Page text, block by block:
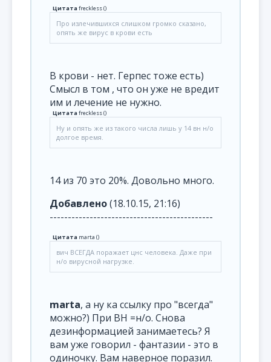
Цитатаfreckless()
Про излечившихся слишком громко сказано,
опять же вирус в крови есть
В крови - нет. Герпес тоже есть)
Смысл в том , что он уже не вредит
им и лечение не нужно.
Цитатаfreckless()
Ну и опять же из такого числа лишь у 14 вн н/о
долгое время.
14 из 70 это 20%. Довольно много.
Добавлено(18.10.15, 21:16)
---------------------------------------------
Цитата marta ()
вич ВСЕГДА поражает цнс человека. Даже при
н/о вирусной нагрузке.
marta, а ну ка ссылку про "всегда"
можно?) При ВН =н/о. Снова
дезинформацией занимаетесь? Я
вам уже говорил - фантазии - это в
одиночку. Вам наверное поразил.